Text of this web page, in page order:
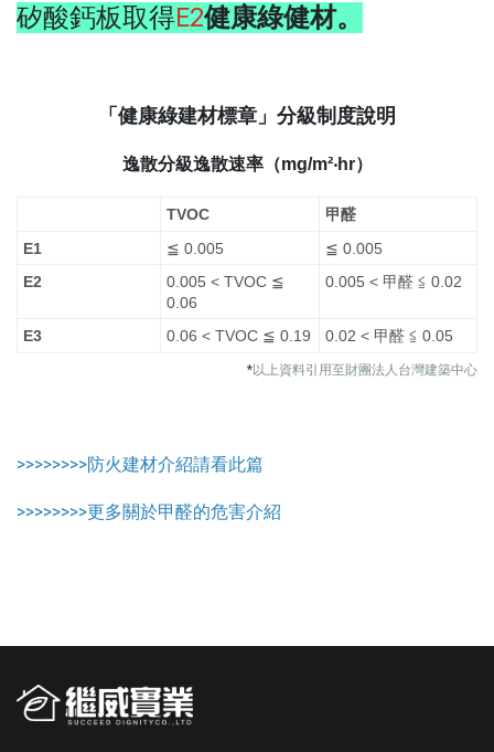
矽酸鈣板取得E2健康綠健材。
「健康綠建材標章」分級制度說明
逸散分級逸散速率（mg/m²‧hr）
TVOC
甲醛
E1
≦ 0.005
≦ 0.005
E2
0.005 < TVOC ≦
0.06
0.005 < 甲醛 ≦ 0.02
E3 0.06 < TVOC ≦ 0.19 0.02 < 甲醛 ≦ 0.05
*以上資料引用至財團法人台灣建築中心
>>>>>>>>防火建材介紹請看此篇
>>>>>>>>更多關於甲醛的危害介紹